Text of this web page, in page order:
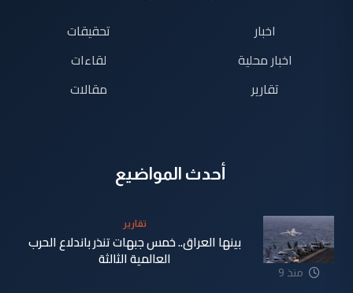
اخبار
اخبار محلية
تقارير
تحقيقات
لقاءات
مقالات
أحدث المواضيع
منذ 9
تقارير
بينها العراق.. خمس جبهات تنذر باندلاع الحرب
العالمية الثالثة